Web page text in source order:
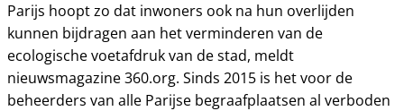
Parijs hoopt zo dat inwoners ook na hun overlijden
kunnen bijdragen aan het verminderen van de
ecologische voetafdruk van de stad, meldt
nieuwsmagazine 360.org. Sinds 2015 is het voor de
beheerders van alle Parijse begraafplaatsen al verboden